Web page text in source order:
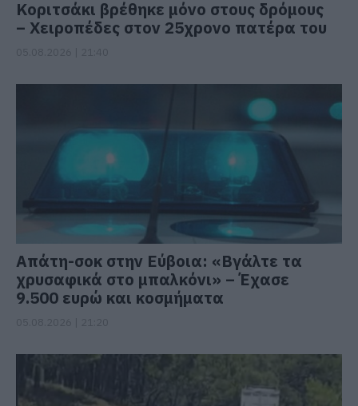
Κοριτσάκι βρέθηκε μόνο στους δρόμους
– Χειροπέδες στον 25χρονο πατέρα του
Απάτη-σοκ στην Εύβοια: «Βγάλτε τα
χρυσαφικά στο μπαλκόνι» – Έχασε
9.500 ευρώ και κοσμήματα